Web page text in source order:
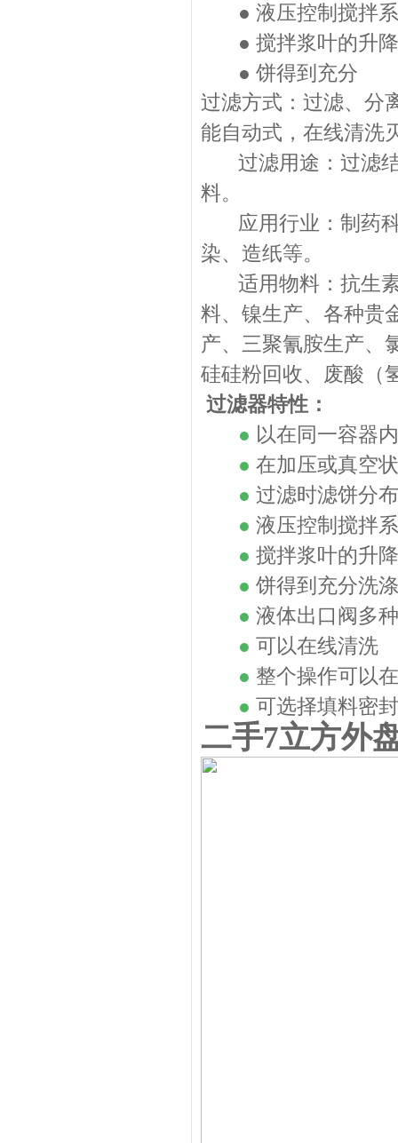
● 液压控制搅拌系
● 搅拌浆叶的升降
● 饼得到充分
过滤方式：过滤、分
能自动式，在线清洗
过滤用途：过滤结
料。
应用行业：制药科
染、造纸等。
适用物料：抗生素
料、镍生产、各种贵
产、三聚氰胺生产、
硅硅粉回收、废酸（
过滤器特性：
● 以在同一容器
● 在加压或真空
● 过滤时滤饼分
● 液压控制搅拌
● 搅拌浆叶的升
● 饼得到充分洗
● 液体出口阀多
● 可以在线清洗
● 整个操作可以
● 可选择填料密封
二手7立方外